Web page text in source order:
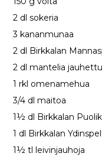
2 dl sokeria
3 kananmunaa
2 dl Birkkalan
2 dl mantelia
1 rkl omenamehua
3/4 dl maitoa
1½ dl Birkkalan
1 dl Birkkalan
1½ tl leivinjauhoja